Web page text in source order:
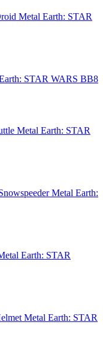
Metal Earth: STAR
STAR WARS BB8
Metal Earth: STAR
Metal Earth:
Earth: STAR
Metal Earth: STAR